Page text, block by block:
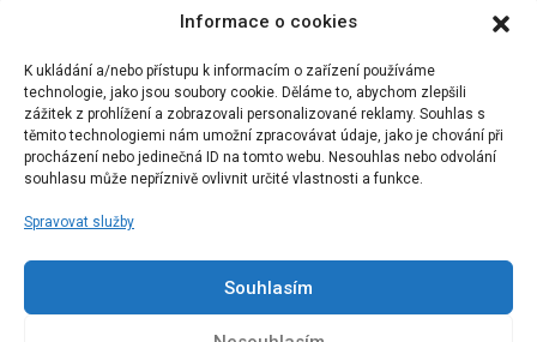
Informace o cookies
K ukládání a/nebo přístupu k informacím o zařízení používáme
technologie, jako jsou soubory cookie. Děláme to, abychom zlepšili
zážitek z prohlížení a zobrazovali personalizované reklamy. Souhlas s
těmito technologiemi nám umožní zpracovávat údaje, jako je chování při
procházení nebo jedinečná ID na tomto webu. Nesouhlas nebo odvolání
souhlasu může nepříznivě ovlivnit určité vlastnosti a funkce.
Spravovat služby
Souhlasím